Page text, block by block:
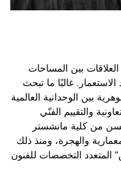
بين المساحات
غالبًا ما تبحث
بين الوحدانية العالمية
والتقييم الفنّي
من كلية مانشستر
والهجرة، ومنذ ذلك
التخصصات للفنون